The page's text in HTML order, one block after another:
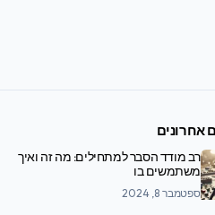
אחרונים
רב מודד הסבר למתחילים: מה זה ואיך
משתמשים בו
ספטמבר 8, 2024